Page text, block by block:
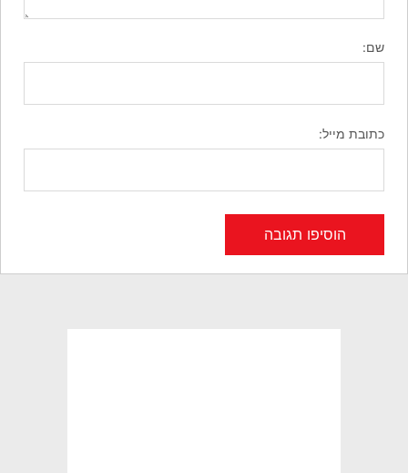
שם:
כתובת מייל: